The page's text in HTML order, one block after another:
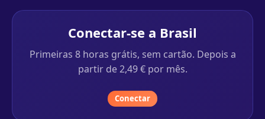
Conectar-se a Brasil
Primeiras 8 horas grátis, sem cartão. Depois a
partir de 2,49 € por mês.
Conectar